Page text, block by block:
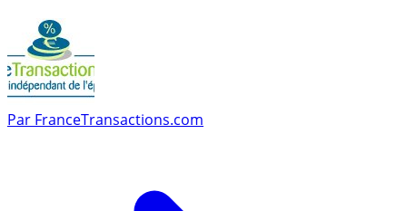
Par FranceTransactions.com